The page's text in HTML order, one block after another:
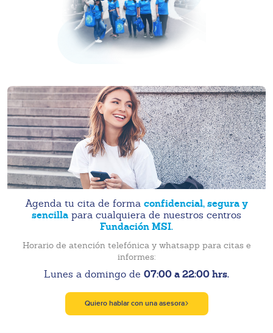
Agenda tu cita de forma confidencial, segura y
sencilla para cualquiera de nuestros centros
Fundación MSI.
Horario de atención telefónica y whatsapp para citas e
informes:
Lunes a domingo de 07:00 a 22:00 hrs.
Quiero hablar con una asesora